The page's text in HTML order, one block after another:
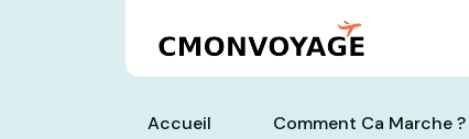
Accueil Comment Ca Marche ?